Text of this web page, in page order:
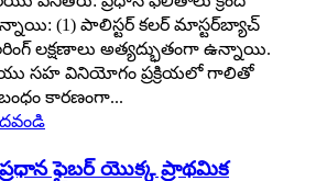
(1) పాలిస్టర్ కలర్ మాస్టర్‌బ్యాచ్
లక్షణాలు అత్యద్భుతంగా ఉన్నాయి.
సహ వినియోగం ప్రక్రియలో గాలితో
కారణంగా...
ఫైబర్ యొక్క ప్రాథమిక